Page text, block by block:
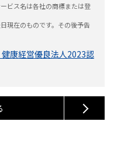
ビス名は各社の商標または登
現在のものです。その後予告
健康経営優良法人2023認